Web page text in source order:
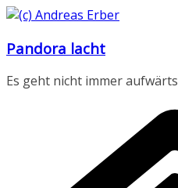
Zum
springen
Pandora lacht
Es geht nicht immer aufwärts